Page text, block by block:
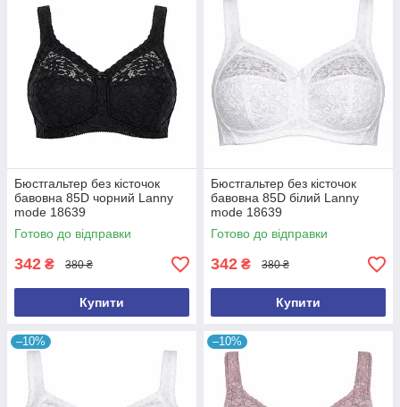
Бюстгальтер без кісточок
бавовна 85D чорний Lanny
mode 18639
Готово до відправки
342 ₴ 380 ₴
Купити
Бюстгальтер без кісточок
бавовна 85D білий Lanny
mode 18639
Готово до відправки
342 ₴ 380 ₴
Купити
–10% –10%